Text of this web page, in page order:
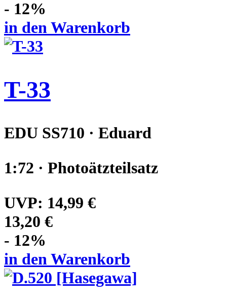
- 12%
in den Warenkorb
T-33
EDU SS710 · Eduard
1:72 · Photoätzteilsatz
UVP: 14,99 €
13,20 €
- 12%
in den Warenkorb